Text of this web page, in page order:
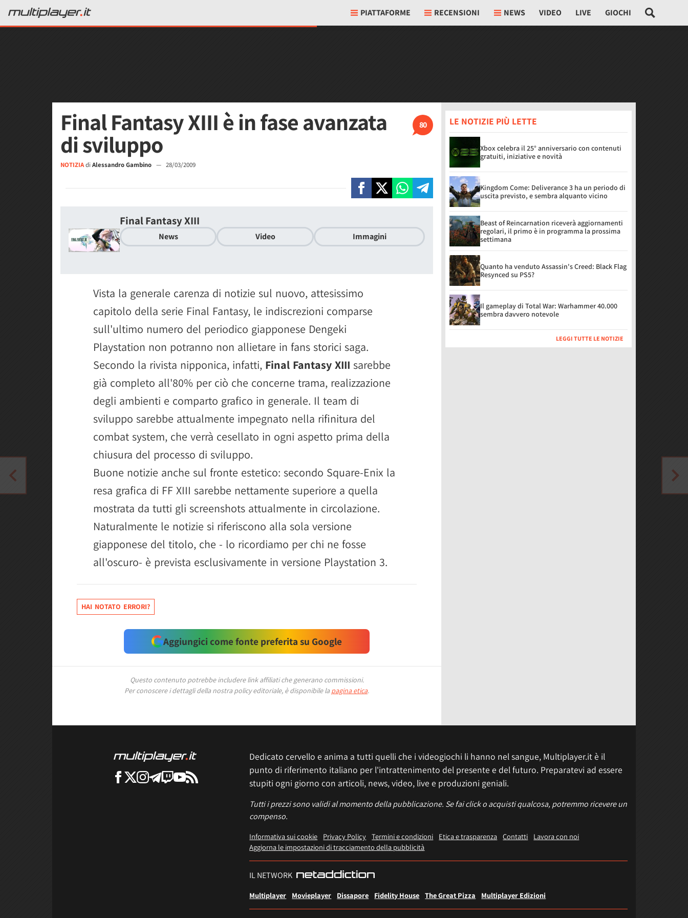
PIATTAFORME RECENSIONI NEWS VIDEO LIVE GIOCHI
80
Final Fantasy XIII è in fase avanzata
di sviluppo
NOTIZIAdi Alessandro Gambino — 28/03/2009
Final Fantasy XIII
News Video Immagini
Vista la generale carenza di notizie sul nuovo, attesissimo
capitolo della serie Final Fantasy, le indiscrezioni comparse
sull'ultimo numero del periodico giapponese Dengeki
Playstation non potranno non allietare in fans storici saga.
Secondo la rivista nipponica, infatti, Final Fantasy XIII sarebbe
già completo all'80% per ciò che concerne trama, realizzazione
degli ambienti e comparto grafico in generale. Il team di
sviluppo sarebbe attualmente impegnato nella rifinitura del
combat system, che verrà cesellato in ogni aspetto prima della
chiusura del processo di sviluppo.
Buone notizie anche sul fronte estetico: secondo Square-Enix la
resa grafica di FF XIII sarebbe nettamente superiore a quella
mostrata da tutti gli screenshots attualmente in circolazione.
Naturalmente le notizie si riferiscono alla sola versione
giapponese del titolo, che - lo ricordiamo per chi ne fosse
all'oscuro- è prevista esclusivamente in versione Playstation 3.
HAI NOTATO ERRORI?
Aggiungici come fonte preferita su Google
Questo contenuto potrebbe includere link affiliati che generano commissioni.
Per conoscere i dettagli della nostra policy editoriale, è disponibile la pagina etica.
LE NOTIZIE PIÙ LETTE
Xbox celebra il 25° anniversario con contenuti
gratuiti, iniziative e novità
Kingdom Come: Deliverance 3 ha un periodo di
uscita previsto, e sembra alquanto vicino
Beast of Reincarnation riceverà aggiornamenti
regolari, il primo è in programma la prossima
settimana
Quanto ha venduto Assassin's Creed: Black Flag
Resynced su PS5?
Il gameplay di Total War: Warhammer 40.000
sembra davvero notevole
LEGGI TUTTE LE NOTIZIE
Dedicato cervello e anima a tutti quelli che i videogiochi li hanno nel sangue, Multiplayer.it è il
punto di riferimento italiano per l'intrattenimento del presente e del futuro. Preparatevi ad essere
stupiti ogni giorno con articoli, news, video, live e produzioni geniali.
Tutti i prezzi sono validi al momento della pubblicazione. Se fai click o acquisti qualcosa, potremmo ricevere un
compenso.
Informativa sui cookie Privacy Policy Termini e condizioni Etica e trasparenza Contatti
Lavora con noi
Aggiorna le impostazioni di tracciamento della pubblicità
IL NETWORK
Multiplayer Movieplayer Dissapore Fidelity House The Great Pizza Multiplayer Edizioni